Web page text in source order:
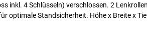
inkl. 4 Schlüsseln) verschlossen. 2
optimale Standsicherheit. Höhe x Breite x